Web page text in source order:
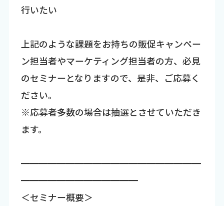
行いたい
上記のような課題をお持ちの販促キャンペー
ン担当者やマーケティング担当者の方、必見
のセミナーとなりますので、是非、ご応募く
ださい。
※応募者多数の場合は抽選とさせていただき
ます。
━━━━━━━━━━━━━━━━━━━━
━━━━━━━━━━━━━
＜セミナー概要＞